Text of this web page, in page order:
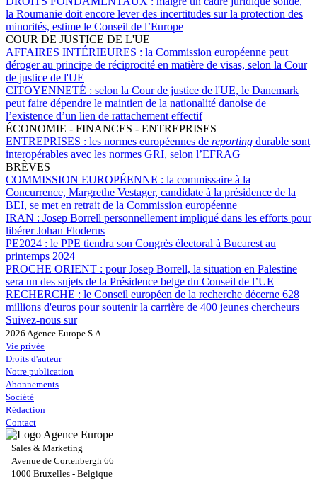
la Roumanie doit encore lever des incertitudes sur la protection des
minorités, estime le Conseil de l’Europe
COUR DE JUSTICE DE L'UE
AFFAIRES INTÉRIEURES : la Commission européenne peut
déroger au principe de réciprocité en matière de visas, selon la Cour
de justice de l'UE
CITOYENNETÉ : selon la Cour de justice de l'UE, le Danemark
peut faire dépendre le maintien de la nationalité danoise de
l’existence d’un lien de rattachement effectif
ÉCONOMIE - FINANCES - ENTREPRISES
ENTREPRISES : les normes européennes de reporting durable sont
interopérables avec les normes GRI, selon l’EFRAG
BRÈVES
COMMISSION EUROPÉENNE : la commissaire à la
Concurrence, Margrethe Vestager, candidate à la présidence de la
BEI, se met en retrait de la Commission européenne
IRAN : Josep Borrell personnellement impliqué dans les efforts pour
libérer Johan Floderus
PE2024 : le PPE tiendra son Congrès électoral à Bucarest au
printemps 2024
PROCHE ORIENT : pour Josep Borrell, la situation en Palestine
sera un des sujets de la Présidence belge du Conseil de l’UE
RECHERCHE : le Conseil européen de la recherche décerne 628
millions d'euros pour soutenir la carrière de 400 jeunes chercheurs
Suivez-nous sur
2026 Agence Europe S.A.
Vie privée
Droits d'auteur
Notre publication
Abonnements
Société
Rédaction
Contact
Sales & Marketing
Avenue de Cortenbergh 66
1000 Bruxelles - Belgique